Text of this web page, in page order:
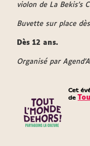
violon de La Bekis’s
Buvette sur place
Dès 12 ans.
Organisé par
Cet
de